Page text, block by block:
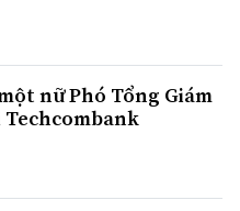
nữ Phó Tổng Giám
Techcombank